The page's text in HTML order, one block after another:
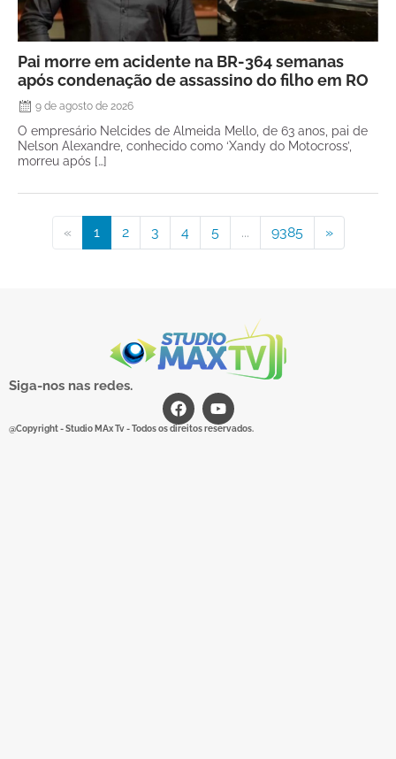
Pai morre em acidente na BR-364 semanas
após condenação de assassino do filho em RO
9 de agosto de 2026
O empresário Nelcides de Almeida Mello, de 63 anos, pai de
Nelson Alexandre, conhecido como ‘Xandy do Motocross’,
morreu após […]
« 1 2 3 4 5 ... 9385 »
Siga-nos nas redes.
@Copyright - Studio MAx Tv - Todos os direitos reservados.